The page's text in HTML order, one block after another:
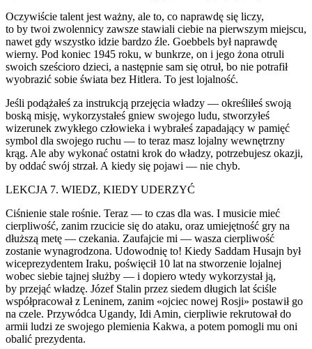
Oczywiście talent jest ważny, ale to, co naprawdę się liczy,
to by twoi zwolennicy zawsze stawiali ciebie na pierwszym miejscu,
nawet gdy wszystko idzie bardzo źle. Goebbels był naprawdę
wierny. Pod koniec 1945 roku, w bunkrze, on i jego żona otruli
swoich sześcioro dzieci, a następnie sam się otruł, bo nie potrafił
wyobrazić sobie świata bez Hitlera. To jest lojalność.
Jeśli podążałeś za instrukcją przejęcia władzy — określiłeś swoją
boską misję, wykorzystałeś gniew swojego ludu, stworzyłeś
wizerunek zwykłego człowieka i wybrałeś zapadający w pamięć
symbol dla swojego ruchu — to teraz masz lojalny wewnętrzny
krąg. Ale aby wykonać ostatni krok do władzy, potrzebujesz okazji,
by oddać swój strzał. A kiedy się pojawi — nie chyb.
LEKCJA 7. WIEDZ, KIEDY UDERZYĆ
Ciśnienie stale rośnie. Teraz — to czas dla was. I musicie mieć
cierpliwość, zanim rzucicie się do ataku, oraz umiejętność gry na
dłuższą metę — czekania. Zaufajcie mi — wasza cierpliwość
zostanie wynagrodzona. Udowodnię to! Kiedy Saddam Husajn był
wiceprezydentem Iraku, poświęcił 10 lat na stworzenie lojalnej
wobec siebie tajnej służby — i dopiero wtedy wykorzystał ją,
by przejąć władzę. Józef Stalin przez siedem długich lat ściśle
współpracował z Leninem, zanim «ojciec nowej Rosji» postawił go
na czele. Przywódca Ugandy, Idi Amin, cierpliwie rekrutował do
armii ludzi ze swojego plemienia Kakwa, a potem pomogli mu oni
obalić prezydenta.